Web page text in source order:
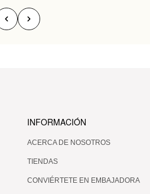
INFORMACIÓN
ACERCA DE NOSOTROS
TIENDAS
CONVIÉRTETE EN EMBAJADORA